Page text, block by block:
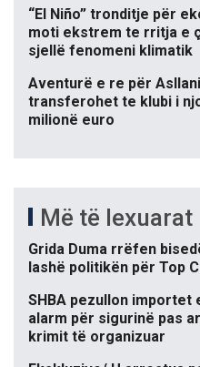
“El Niño” tronditje për
moti ekstrem te rritja e
sjellë fenomeni klimatik
Aventurë e re për
transferohet te klubi i
milionë euro
Më të lexuarat
Grida Duma rrëfen
lashë politikën për Top
SHBA pezullon importet
alarm për sigurinë pas
krimit të organizuar